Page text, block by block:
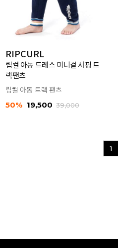
RIPCURL
립컬 아동 드레스 미니걸 서핑 트
랙팬츠
립컬 아동 트랙 팬츠
50% 19,500 39,000
1